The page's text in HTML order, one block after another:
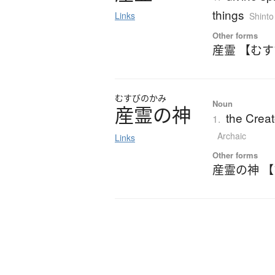
Links
things Shinto
Other forms
産霊 【む
むすびのかみ
産霊の神
Links
Noun
1. the
Archaic
Other forms
産霊の神